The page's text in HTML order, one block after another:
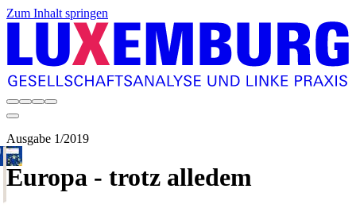
Zum Inhalt springen
Ausgabe 1/2019
Europa - trotz alledem